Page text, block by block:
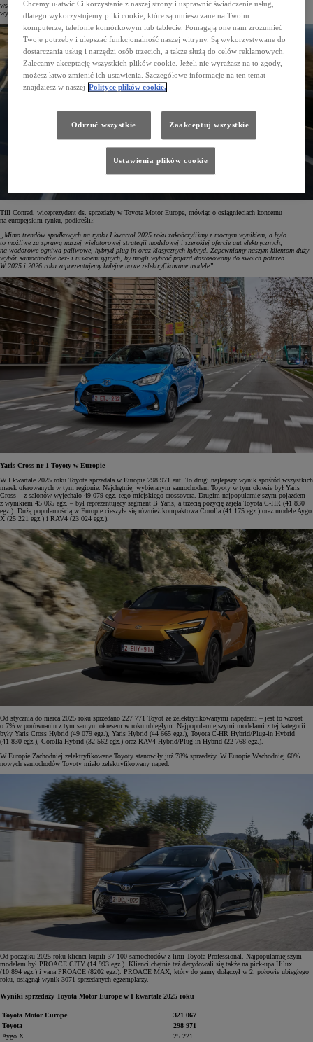
wszystkich pojazdów, które opuściły salony Toyoty i Lexusa. W całej Europie udział zelektryfikowanych aut
wyniósł 78% sprzedaży TME.
Till Conrad, wiceprezydent ds. sprzedaży w Toyota Motor Europe, mówiąc o osiągnięciach koncernu
na europejskim rynku, podkreślił:
„Mimo trendów spadkowych na rynku I kwartał 2025 roku zakończyliśmy z mocnym wynikiem, a było
to możliwe za sprawą naszej wielotorowej strategii modelowej i szerokiej ofercie aut elektrycznych,
na wodorowe ogniwa paliwowe, hybryd plug-in oraz klasycznych hybryd. Zapewniamy naszym klientom duży
wybór samochodów bez- i niskoemisyjnych, by mogli wybrać pojazd dostosowany do swoich potrzeb.
W 2025 i 2026 roku zaprezentujemy kolejne nowe zelektryfikowane modele”.
Yaris Cross nr 1 Toyoty w Europie
W I kwartale 2025 roku Toyota sprzedała w Europie 298 971 aut. To drugi najlepszy wynik spośród wszystkich
marek oferowanych w tym regionie. Najchętniej wybieranym samochodem Toyoty w tym okresie był Yaris
Cross – z salonów wyjechało 49 079 egz. tego miejskiego crossovera. Drugim najpopularniejszym pojazdem –
z wynikiem 45 065 egz. – był reprezentujący segment B Yaris, a trzecią pozycję zajęła Toyota C-HR (41 830
egz.). Dużą popularnością w Europie cieszyła się również kompaktowa Corolla (41 175 egz.) oraz modele Aygo
X (25 221 egz.) i RAV4 (23 024 egz.).
Od stycznia do marca 2025 roku sprzedano 227 771 Toyot ze zelektryfikowanymi napędami – jest to wzrost
o 7% w porównaniu z tym samym okresem w roku ubiegłym. Najpopularniejszymi modelami z tej kategorii
były Yaris Cross Hybrid (49 079 egz.), Yaris Hybrid (44 665 egz.), Toyota C-HR Hybrid/Plug-in Hybrid
(41 830 egz.), Corolla Hybrid (32 562 egz.) oraz RAV4 Hybrid/Plug-in Hybrid (22 768 egz.).
W Europie Zachodniej zelektryfikowane Toyoty stanowiły już 78% sprzedaży. W Europie Wschodniej 60%
nowych samochodów Toyoty miało zelektryfikowany napęd.
Od początku 2025 roku klienci kupili 37 100 samochodów z linii Toyota Professional. Najpopularniejszym
modelem był PROACE CITY (14 993 egz.). Klienci chętnie też decydowali się także na pick-upa Hilux
(10 894 egz.) i vana PROACE (8202 egz.). PROACE MAX, który do gamy dołączył w 2. połowie ubiegłego
roku, osiągnął wynik 3071 sprzedanych egzemplarzy.
Wyniki sprzedaży Toyota Motor Europe w I kwartale 2025 roku
Toyota Motor Europe
321 067
Toyota
298 971
Aygo X
25 221
Chcemy ułatwić Ci korzystanie z naszej strony i usprawnić świadczenie usług,
dlatego wykorzystujemy pliki cookie, które są umieszczane na Twoim
komputerze, telefonie komórkowym lub tablecie. Pomagają one nam zrozumieć
Twoje potrzeby i ulepszać funkcjonalność naszej witryny. Są wykorzystywane do
dostarczania usług i narzędzi osób trzecich, a także służą do celów reklamowych.
Zalecamy akceptację wszystkich plików cookie. Jeżeli nie wyrażasz na to zgody,
możesz łatwo zmienić ich ustawienia. Szczegółowe informacje na ten temat
znajdziesz w naszej Polityce plików cookie.
Odrzuć wszystkie Zaakceptuj wszystkie
Ustawienia plików cookie